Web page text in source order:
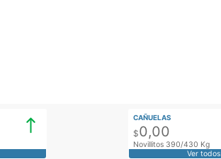
CAÑUELAS
$0,00
Novillitos 390/430 Kg
Ver todos